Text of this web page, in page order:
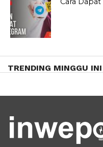
TRENDING MINGGU INI